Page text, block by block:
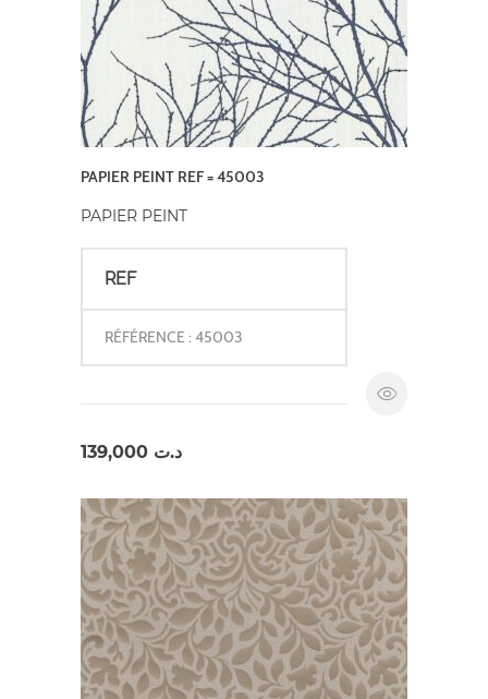
PAPIER PEINT REF = 45003
PAPIER PEINT
REF
RÉFÉRENCE : 45003
د.ت